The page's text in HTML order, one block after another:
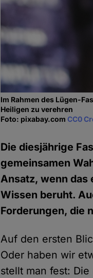
Im Rahmen des Lügen-
Heiligen zu verehren
Foto: pixabay.comCC0
Die diesjährige
gemeinsamen
Ansatz, wenn das
Wissen beruht.
Forderungen, die
Auf den ersten
Oder haben wir
stellt man fest: